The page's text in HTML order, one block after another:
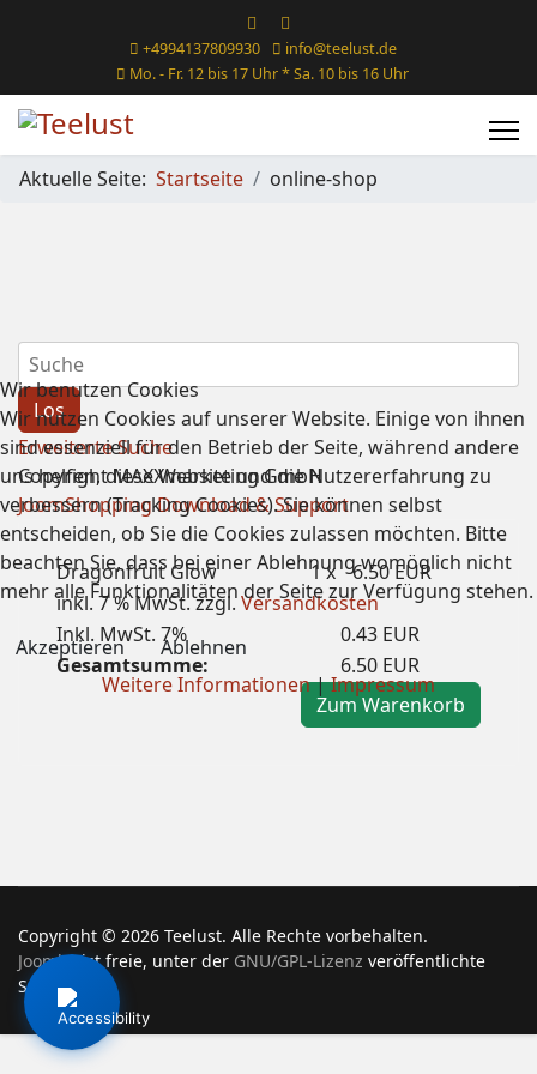
+4994137809930
info@teelust.de
Mo. - Fr. 12 bis 17 Uhr * Sa. 10 bis 16 Uhr
Aktuelle Seite: Startseite online-shop
Erweiterte Suche
Copyright MAXXmarketing GmbH
JoomShopping Download & Support
Dragonfruit Glow 1 x
6.50 EUR
inkl. 7 % MwSt. zzgl.Versandkosten
Inkl. MwSt. 7%
0.43 EUR
Gesamtsumme:
6.50 EUR
Zum Warenkorb
Copyright © 2026 Teelust. Alle Rechte vorbehalten.
Joomla!ist freie, unter der GNU/GPL-Lizenz veröffentlichte
Software.
Wir benutzen Cookies
Wir nutzen Cookies auf unserer Website. Einige von ihnen
sind essenziell für den Betrieb der Seite, während andere
uns helfen, diese Website und die Nutzererfahrung zu
verbessern (Tracking Cookies). Sie können selbst
entscheiden, ob Sie die Cookies zulassen möchten. Bitte
beachten Sie, dass bei einer Ablehnung womöglich nicht
mehr alle Funktionalitäten der Seite zur Verfügung stehen.
Akzeptieren
Ablehnen
Weitere Informationen|Impressum